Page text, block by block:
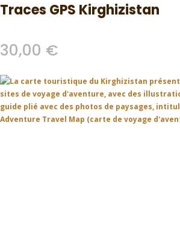
Traces GPS Kirghizistan
30,00 €